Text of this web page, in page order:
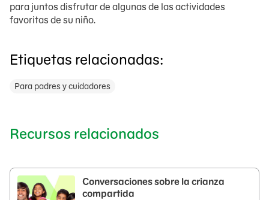
para juntos disfrutar de algunas de las actividades
favoritas de su niño.
Etiquetas relacionadas:
Para padres y cuidadores
Recursos relacionados
Conversaciones sobre la crianza
compartida